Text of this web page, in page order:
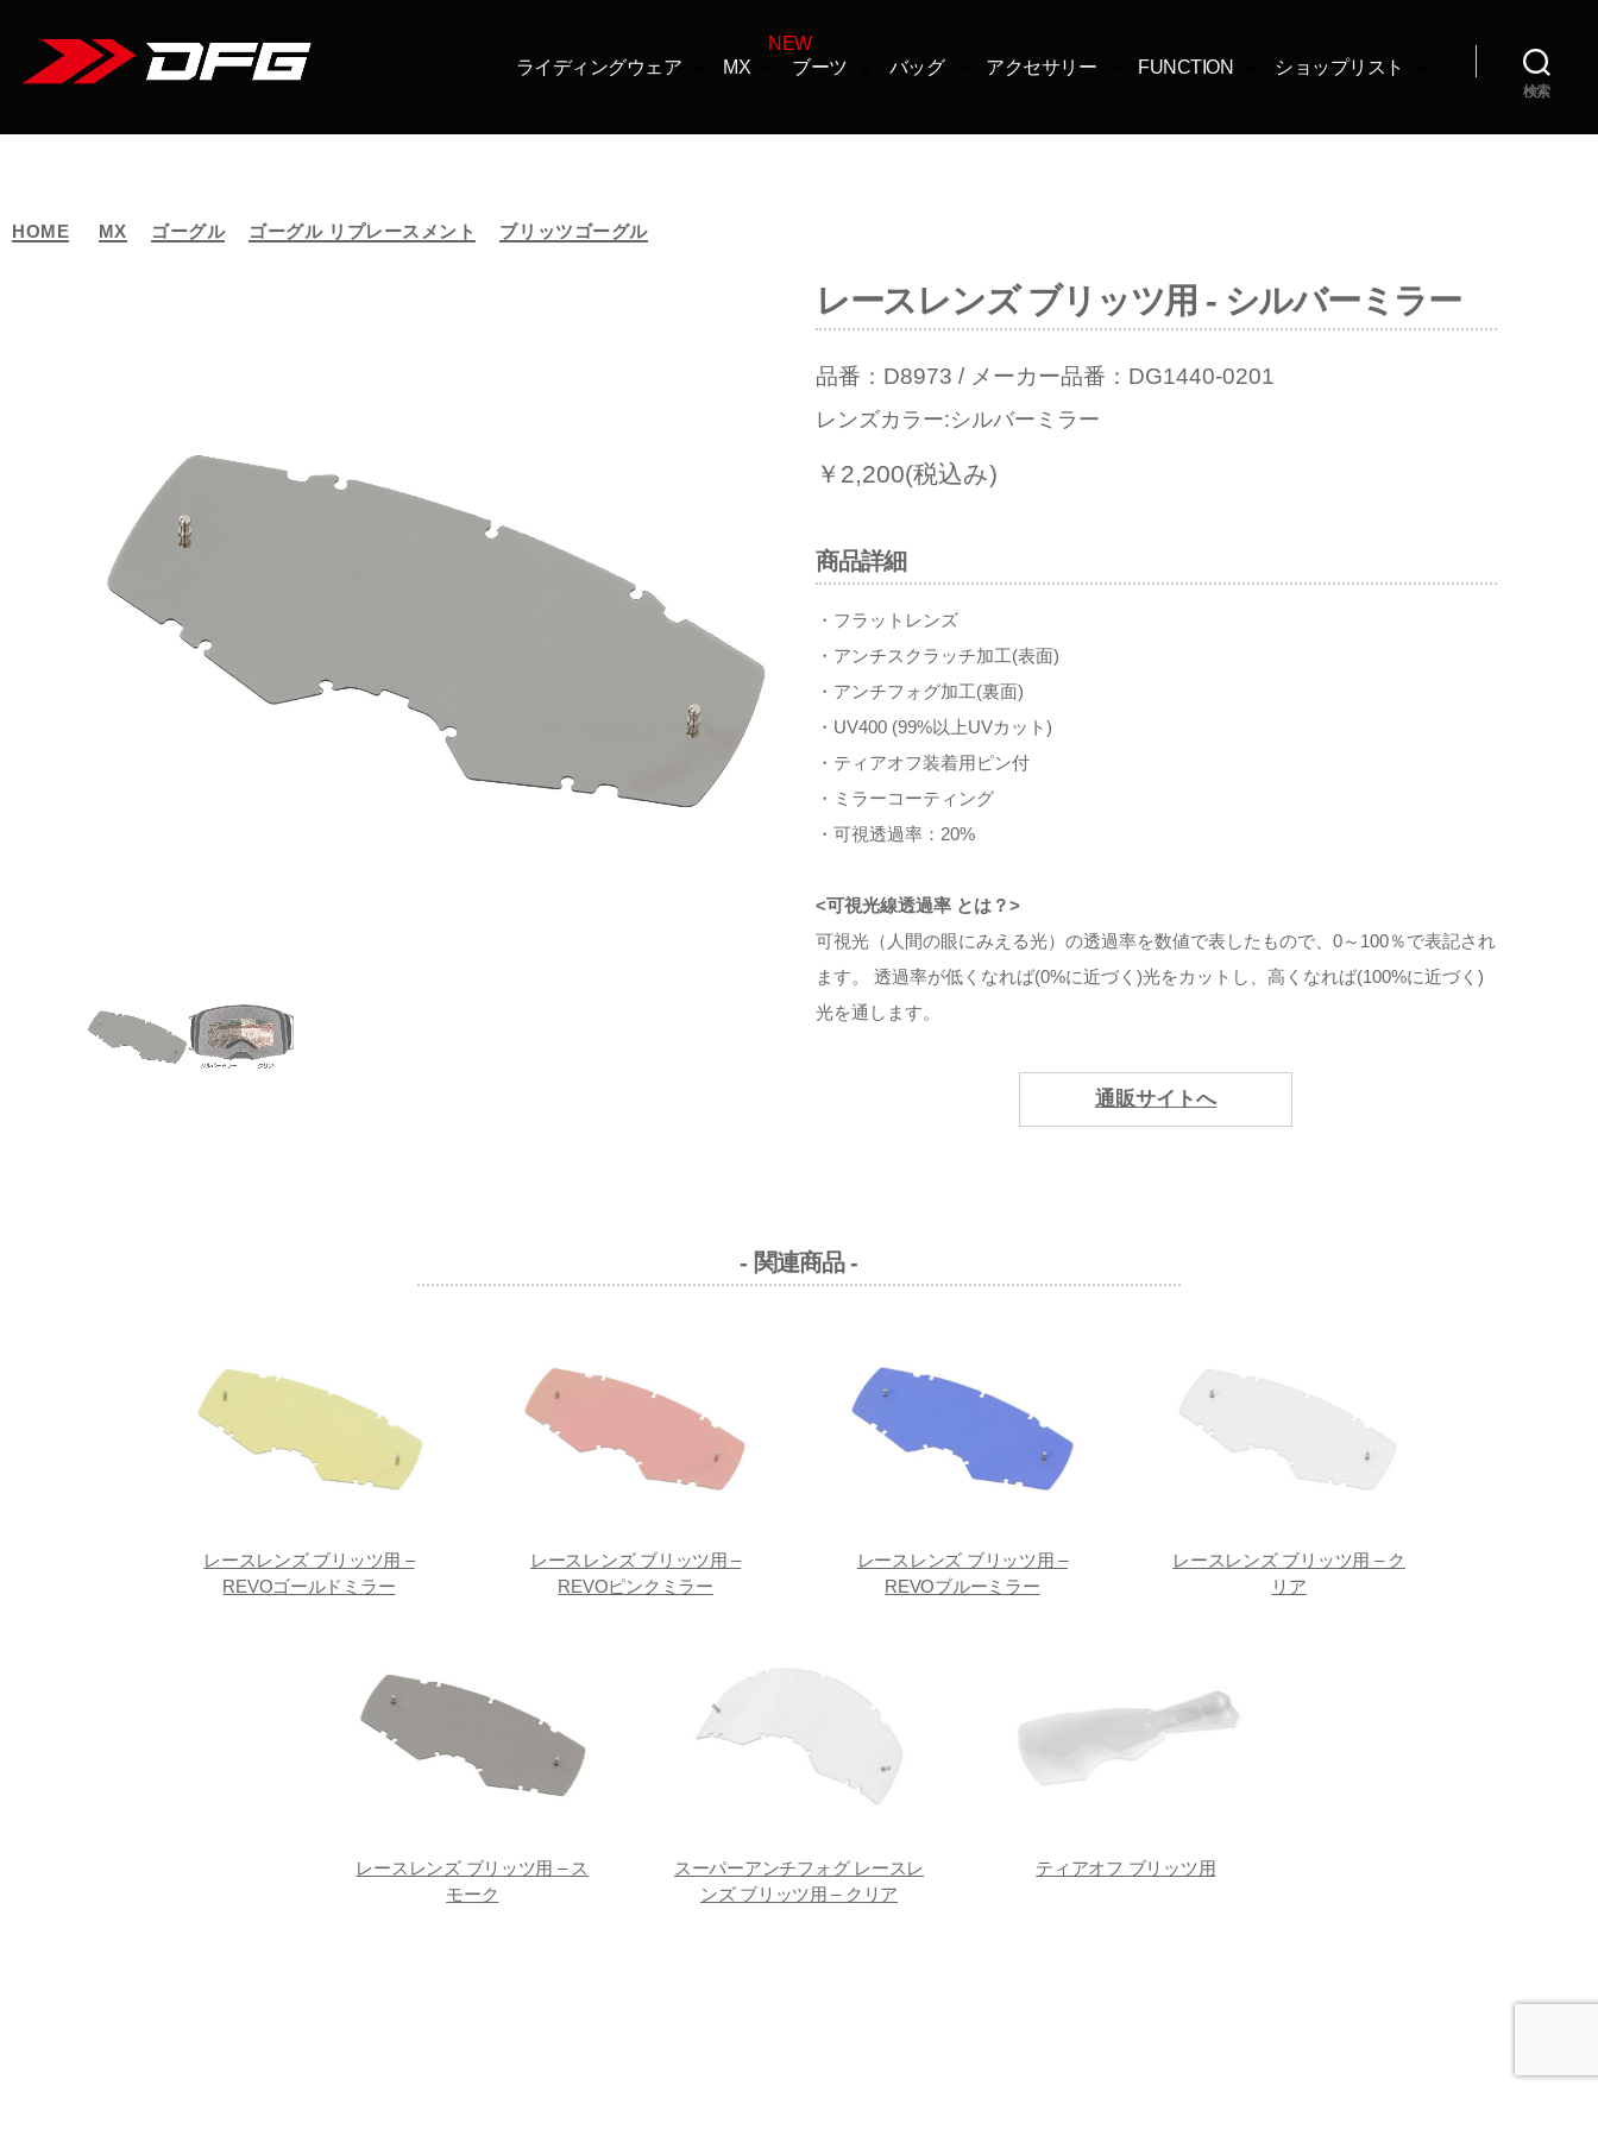
ライディングウェア MX ブーツ バッグ アクセサリー FUNCTION ショップリスト
検索
ー
HOME MX ゴーグル ゴーグル リプレースメント ブリッツゴーグル
レースレンズ ブリッツ用 - シルバーミラー
品番：D8973 / メーカー品番：DG1440-0201
レンズカラー:シルバーミラー
￥2,200(税込み)
商品詳細
・フラットレンズ
・アンチスクラッチ加工(表面)
・アンチフォグ加工(裏面)
・UV400 (99%以上UVカット)
・ティアオフ装着用ピン付
・ミラーコーティング
・可視透過率：20%
<可視光線透過率 とは？>
可視光（人間の眼にみえる光）の透過率を数値で表したもので、0～100％で表記され
ます。 透過率が低くなれば(0%に近づく)光をカットし、高くなれば(100%に近づく)
光を通します。
通販サイトへ
- 関連商品 -
レースレンズ ブリッツ用 –
REVOゴールドミラー
レースレンズ ブリッツ用 –
REVOピンクミラー
レースレンズ ブリッツ用 –
REVOブルーミラー
レースレンズ ブリッツ用 – ク
リア
レースレンズ ブリッツ用 – ス
モーク
スーパーアンチフォグ レースレ
ンズ ブリッツ用 – クリア
ティアオフ ブリッツ用